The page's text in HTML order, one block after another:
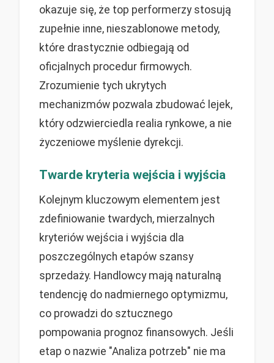
okazuje się, że top performerzy stosują
zupełnie inne, nieszablonowe metody,
które drastycznie odbiegają od
oficjalnych procedur firmowych.
Zrozumienie tych ukrytych
mechanizmów pozwala zbudować lejek,
który odzwierciedla realia rynkowe, a nie
życzeniowe myślenie dyrekcji.
Twarde kryteria wejścia i wyjścia
Kolejnym kluczowym elementem jest
zdefiniowanie twardych, mierzalnych
kryteriów wejścia i wyjścia dla
poszczególnych etapów szansy
sprzedaży. Handlowcy mają naturalną
tendencję do nadmiernego optymizmu,
co prowadzi do sztucznego
pompowania prognoz finansowych. Jeśli
etap o nazwie "Analiza potrzeb" nie ma